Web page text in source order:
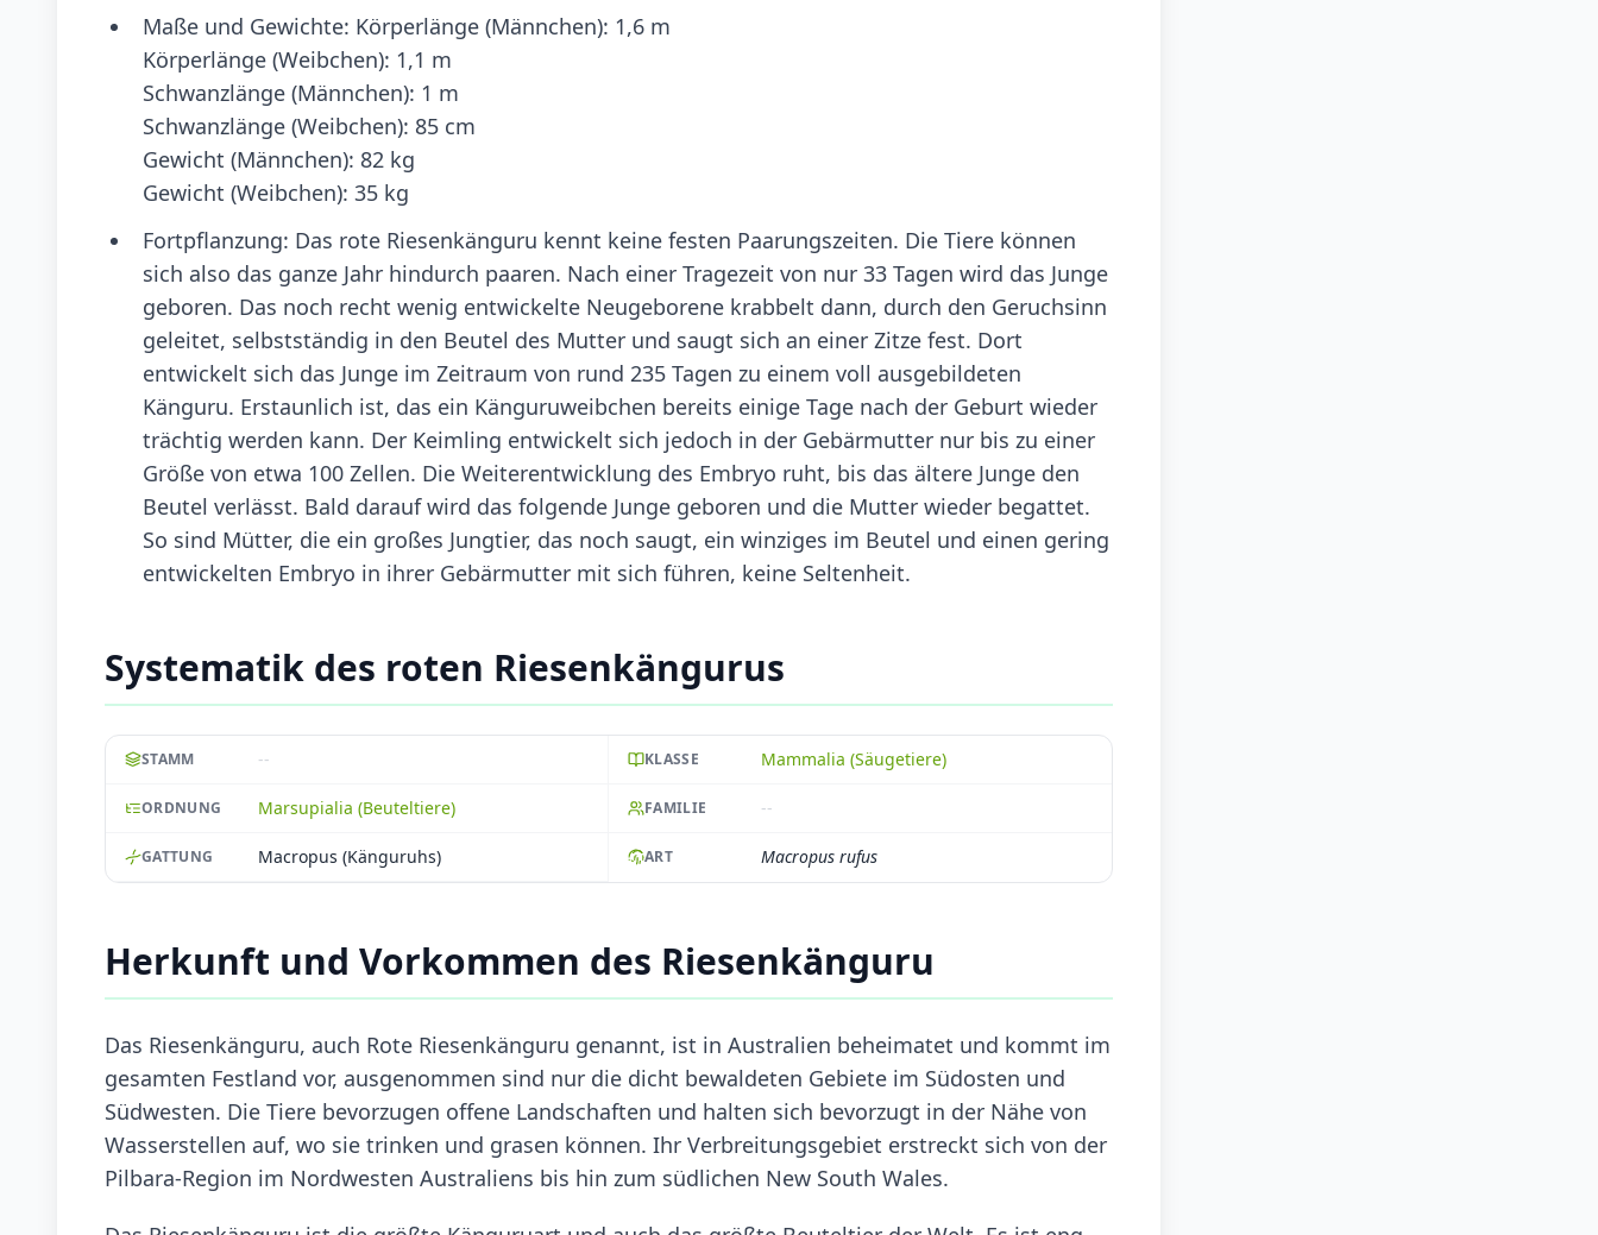
Maße und Gewichte: Körperlänge (Männchen): 1,6 m
Körperlänge (Weibchen): 1,1 m
Schwanzlänge (Männchen): 1 m
Schwanzlänge (Weibchen): 85 cm
Gewicht (Männchen): 82 kg
Gewicht (Weibchen): 35 kg
Fortpflanzung: Das rote Riesenkänguru kennt keine festen Paarungszeiten. Die Tiere können
sich also das ganze Jahr hindurch paaren. Nach einer Tragezeit von nur 33 Tagen wird das Junge
geboren. Das noch recht wenig entwickelte Neugeborene krabbelt dann, durch den Geruchsinn
geleitet, selbstständig in den Beutel des Mutter und saugt sich an einer Zitze fest. Dort
entwickelt sich das Junge im Zeitraum von rund 235 Tagen zu einem voll ausgebildeten
Känguru. Erstaunlich ist, das ein Känguruweibchen bereits einige Tage nach der Geburt wieder
trächtig werden kann. Der Keimling entwickelt sich jedoch in der Gebärmutter nur bis zu einer
Größe von etwa 100 Zellen. Die Weiterentwicklung des Embryo ruht, bis das ältere Junge den
Beutel verlässt. Bald darauf wird das folgende Junge geboren und die Mutter wieder begattet.
So sind Mütter, die ein großes Jungtier, das noch saugt, ein winziges im Beutel und einen gering
entwickelten Embryo in ihrer Gebärmutter mit sich führen, keine Seltenheit.
Systematik des roten Riesenkängurus
STAMM -- KLASSE Mammalia (Säugetiere)
ORDNUNG Marsupialia (Beuteltiere) FAMILIE --
GATTUNG Macropus (Känguruhs) ART Macropus rufus
Herkunft und Vorkommen des Riesenkänguru
Das Riesenkänguru, auch Rote Riesenkänguru genannt, ist in Australien beheimatet und kommt im
gesamten Festland vor, ausgenommen sind nur die dicht bewaldeten Gebiete im Südosten und
Südwesten. Die Tiere bevorzugen offene Landschaften und halten sich bevorzugt in der Nähe von
Wasserstellen auf, wo sie trinken und grasen können. Ihr Verbreitungsgebiet erstreckt sich von der
Pilbara-Region im Nordwesten Australiens bis hin zum südlichen New South Wales.